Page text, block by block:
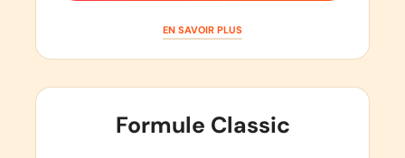
EN SAVOIR PLUS
Formule Classic